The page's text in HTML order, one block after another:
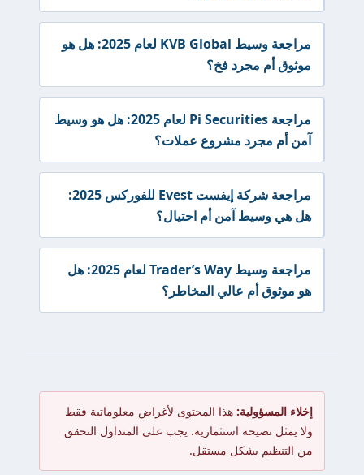
مراجعة وسيط KVB Global لعام 2025: هل هو
موثوق أم مجرد فخ؟
مراجعة Pi Securities لعام 2025: هل هو وسيط
آمن أم مجرد مشروع عملات؟
مراجعة شركة إيفست Evest للفوركس 2025:
هل هي وسيط آمن أم احتيال؟
مراجعة وسيط Trader’s Way لعام 2025: هل
هو موثوق أم عالي المخاطر؟
إخلاء المسؤولية: هذا المحتوى لأغراض معلوماتية فقط
ولا يمثل نصيحة استثمارية. يجب على المتداول التحقق
من التنظيم بشكل مستقل.